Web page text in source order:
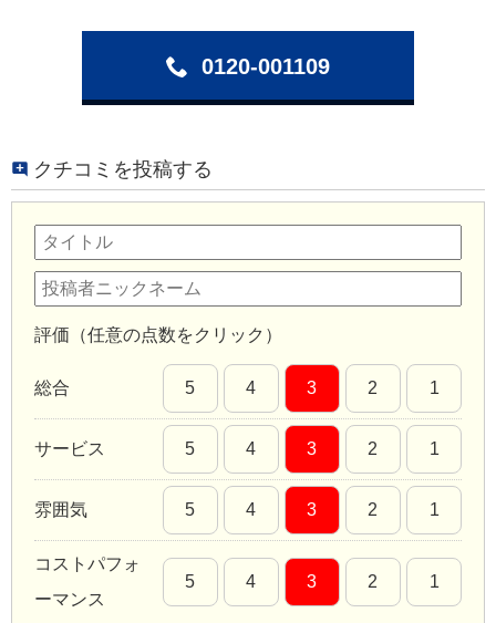
0120-001109
クチコミを投稿する
評価（任意の点数をクリック）
総合 5 4 3 2 1
サービス 5 4 3 2 1
雰囲気 5 4 3 2 1
コストパフォ
ーマンス
5 4 3 2 1